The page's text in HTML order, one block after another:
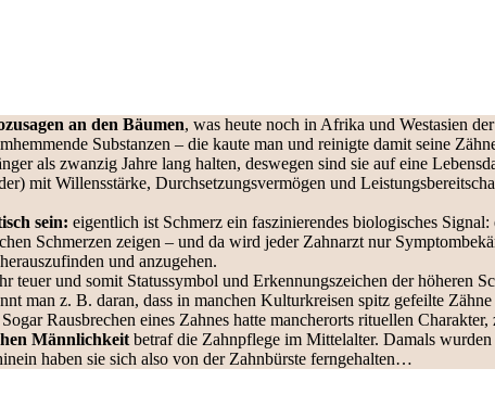
an den Bäumen, was heute noch in Afrika und Westasien
Substanzen – die kaute man und reinigte damit seine
als zwanzig Jahre lang halten, deswegen sind sie auf eine
mit Willensstärke, Durchsetzungsvermögen und
sein: eigentlich ist Schmerz ein faszinierendes biologisches
Schmerzen zeigen – und da wird jeder Zahnarzt nur
und anzugehen.
teuer und somit Statussymbol und Erkennungszeichen der höheren
man z. B. daran, dass in manchen Kulturkreisen spitz gefeilte
Rausbrechen eines Zahnes hatte mancherorts rituellen
Männlichkeit betraf die Zahnpflege im Mittelalter. Damals
haben sie sich also von der Zahnbürste ferngehalten…